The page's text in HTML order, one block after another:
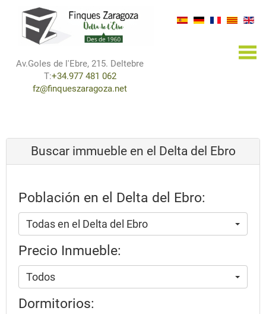
Av.Goles de l'Ebre, 215. Deltebre
T:+34.977 481 062
fz@finqueszaragoza.net
×
Buscar immueble en el Delta del Ebro
Población en el Delta del Ebro:
Todas en el Delta del Ebro
Precio Inmueble:
Todos
Dormitorios: